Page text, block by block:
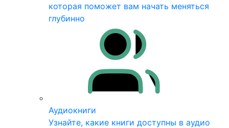
которая поможет вам начать меняться
глубинно
Аудиокниги
Узнайте, какие книги доступны в аудио